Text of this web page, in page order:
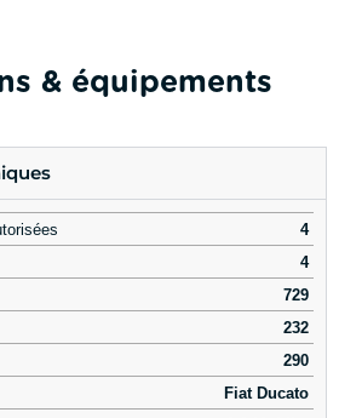
& équipements
4
4
729
232
290
Fiat Ducato